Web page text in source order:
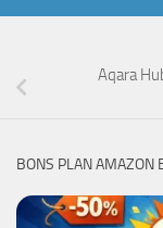
Aqara
BONS PLAN AMAZON